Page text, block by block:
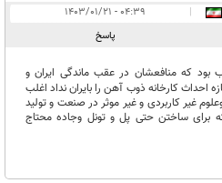
|
۰۴:۳۹ - ۱۴۰۳/۰۱/۲۱
پاسخ
که منافعشان در عقب ماندگی ایران و
احداث کارخانه ذوب آهن را بایران نداد اغلب
غیر کاربردی و غیر موثر در صنعت و تولید
برای ساختن حتی پل و تونل وجاده محتاج